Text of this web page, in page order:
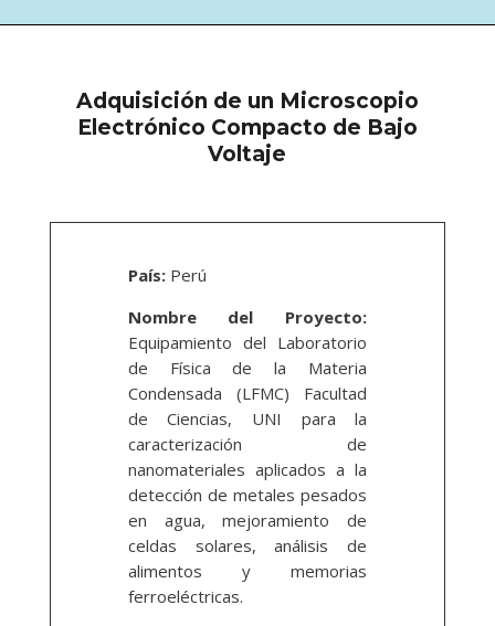
Adquisición de un Microscopio
Electrónico Compacto de Bajo
Voltaje
País: Perú
Nombre del Proyecto:
Equipamiento del Laboratorio
de Física de la Materia
Condensada (LFMC) Facultad
de Ciencias, UNI para la
caracterización de
nanomateriales aplicados a la
detección de metales pesados
en agua, mejoramiento de
celdas solares, análisis de
alimentos y memorias
ferroeléctricas.